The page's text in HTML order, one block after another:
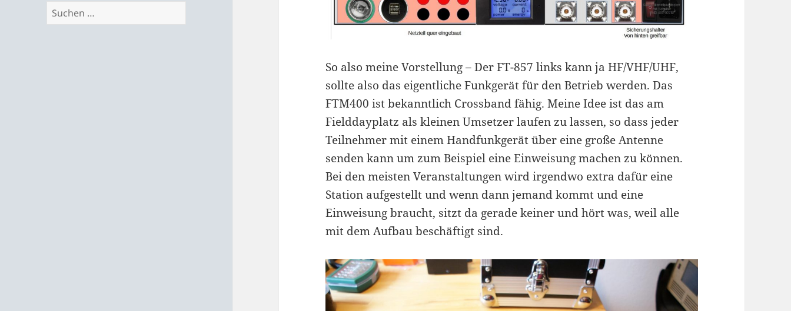
Suchen
nach:
So also meine Vorstellung – Der FT-857 links kann ja HF/VHF/UHF,
sollte also das eigentliche Funkgerät für den Betrieb werden. Das
FTM400 ist bekanntlich Crossband fähig. Meine Idee ist das am
Fielddayplatz als kleinen Umsetzer laufen zu lassen, so dass jeder
Teilnehmer mit einem Handfunkgerät über eine große Antenne
senden kann um zum Beispiel eine Einweisung machen zu können.
Bei den meisten Veranstaltungen wird irgendwo extra dafür eine
Station aufgestellt und wenn dann jemand kommt und eine
Einweisung braucht, sitzt da gerade keiner und hört was, weil alle
mit dem Aufbau beschäftigt sind.